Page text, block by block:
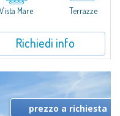
Vista Mare Terrazze
Richiedi info
prezzo a richiesta